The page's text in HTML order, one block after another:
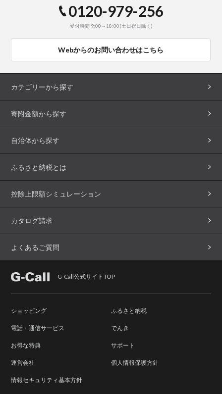
0120-979-256
受付時間 9:00～18:00(土日祝日除く)
Webからのお問い合わせはこちら
カテゴリーから探す
寄附金額から探す
自治体から探す
ふるさと納税とは
控除上限額シミュレーション
カタログ請求
よくあるご質問
G-Call公式サイトTOP
ショッピング ふるさと納税
電話・通信サービス でんき
お得な特典 サポート
運営会社 個人情報保護方針
情報セキュリティ基本方針